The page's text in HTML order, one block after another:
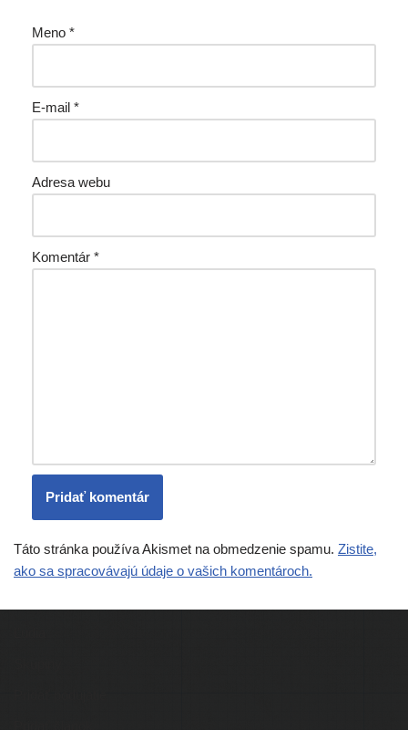
Meno *
E-mail *
Adresa webu
Komentár *
Táto stránka používa Akismet na obmedzenie spamu. Zistite,
ako sa spracovávajú údaje o vašich komentároch.